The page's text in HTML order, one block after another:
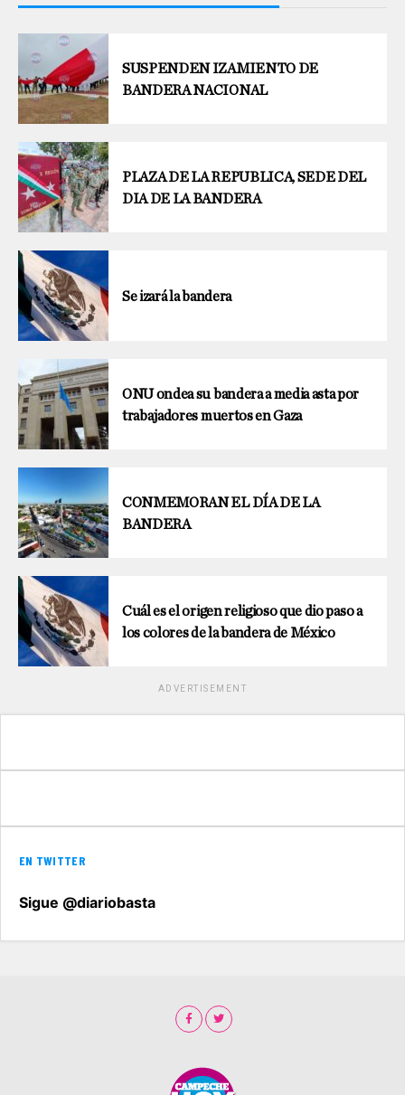
SUSPENDEN IZAMIENTO DE
BANDERA NACIONAL
PLAZA DE LA REPUBLICA, SEDE DEL
DIA DE LA BANDERA
Se izará la bandera
ONU ondea su bandera a media asta por
trabajadores muertos en Gaza
CONMEMORAN EL DÍA DE LA
BANDERA
Cuál es el origen religioso que dio paso a
los colores de la bandera de México
ADVERTISEMENT
EN TWITTER
Sigue @diariobasta